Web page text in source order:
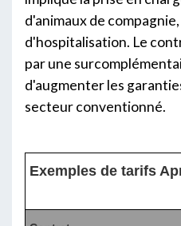
d'animaux de
d'hospitalisation. Le
par une
d'augmenter les
secteur conventionné.
Exemples de tarifs